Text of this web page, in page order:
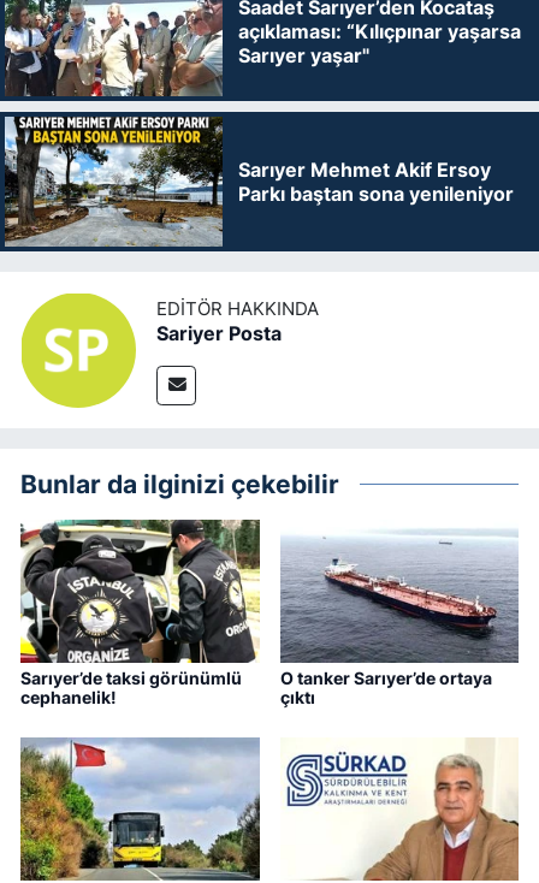
Saadet Sarıyer’den Kocataş
açıklaması: “Kılıçpınar yaşarsa
Sarıyer yaşar"
Sarıyer Mehmet Akif Ersoy
Parkı baştan sona yenileniyor
EDITÖR HAKKINDA
Sariyer Posta
Bunlar da ilginizi çekebilir
Sarıyer’de taksi görünümlü
cephanelik!
O tanker Sarıyer’de ortaya
çıktı